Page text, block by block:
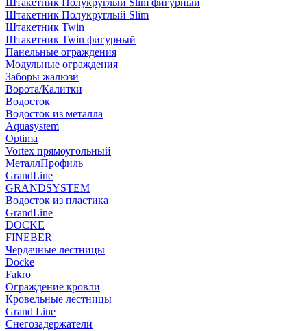
Штакетник Полукруглый Slim фигурный
Штакетник Полукруглый Slim
Штакетник Twin
Штакетник Twin фигурный
Панельные ограждения
Модульные ограждения
Заборы жалюзи
Ворота/Калитки
Водосток
Водосток из металла
Aquasystem
Optima
Vortex прямоугольный
МеталлПрофиль
GrandLine
GRANDSYSTEM
Водосток из пластика
GrandLine
DOCKE
FINEBER
Чердачные лестницы
Docke
Fakro
Ограждение кровли
Кровельные лестницы
Grand Line
Снегозадержатели